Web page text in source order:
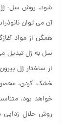
شود. روش سل- ژل
آن می توان
همگن از مواد
سل به ژل تبدیل
از ساختار ژل
خشک کردن،
خواهد بود.
روش حلال زدایی